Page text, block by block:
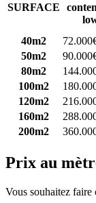
SURFACE
40m2
50m2
80m2
100m2
120m2
160m2
200m2
Prix au
Vous souhaitez faire